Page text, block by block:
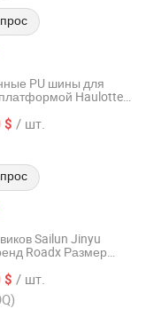
PU шины для
Haulotte
$ / шт.
Sailun Jinyu
Roadx Размер
$ / шт.